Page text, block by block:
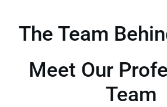
The Team
Meet Our
Team